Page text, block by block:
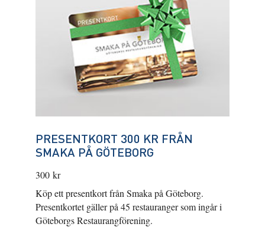
PRESENTKORT 300 KR FRÅN
SMAKA PÅ GÖTEBORG
300 kr
Köp ett presentkort från Smaka på Göteborg.
Presentkortet gäller på 45 restauranger som ingår i
Göteborgs Restaurangförening.